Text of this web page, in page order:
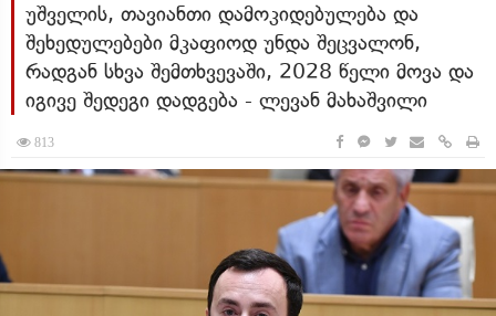
უშველის, თავიანთი დამოკიდებულება და
შეხედულებები მკაფიოდ უნდა შეცვალონ,
რადგან სხვა შემთხვევაში, 2028 წელი მოვა და
იგივე შედეგი დადგება - ლევან მახაშვილი
813